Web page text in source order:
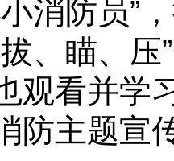
消防员”
、瞄、
观看并学
防主题宣